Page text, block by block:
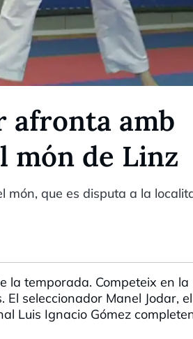
afronta amb
món de Linz
món, que es disputa a la
la temporada. Competeix en la
seleccionador Manel Jodar, el
Luis Ignacio Gómez